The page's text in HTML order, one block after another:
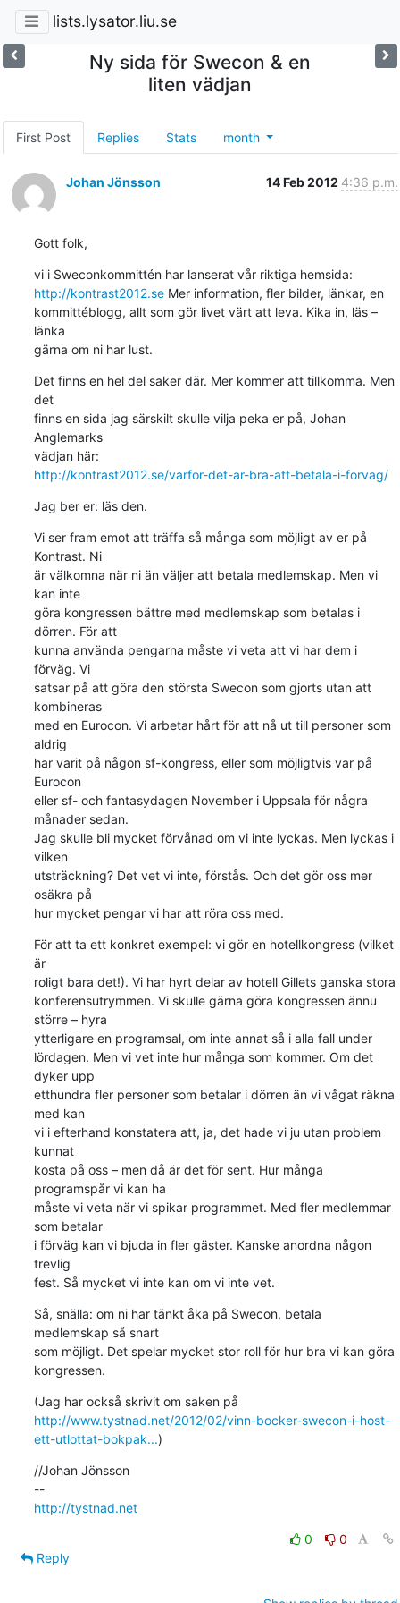
lists.lysator.liu.se
Ny sida för Swecon & en
liten vädjan
First Post Replies Stats month
Johan Jönsson 14 Feb 2012 4:36 p.m.
Gott folk,
http://kontrast2012.se Mer information, fler bilder, länkar, en
kommittéblogg, allt som gör livet värt att leva. Kika in, läs –
länka
gärna om ni har lust.
Det finns en hel del saker där. Mer kommer att tillkomma. Men
det
finns en sida jag särskilt skulle vilja peka er på, Johan
Anglemarks
http://kontrast2012.se/varfor-det-ar-bra-att-betala-i-forvag/
Jag ber er: läs den.
Vi ser fram emot att träffa så många som möjligt av er på
Kontrast. Ni
är välkomna när ni än väljer att betala medlemskap. Men vi
kan inte
göra kongressen bättre med medlemskap som betalas i
dörren. För att
kunna använda pengarna måste vi veta att vi har dem i
förväg. Vi
satsar på att göra den största Swecon som gjorts utan att
kombineras
med en Eurocon. Vi arbetar hårt för att nå ut till personer som
aldrig
har varit på någon sf-kongress, eller som möjligtvis var på
Eurocon
eller sf- och fantasydagen November i Uppsala för några
månader sedan.
Jag skulle bli mycket förvånad om vi inte lyckas. Men lyckas i
vilken
utsträckning? Det vet vi inte, förstås. Och det gör oss mer
osäkra på
hur mycket pengar vi har att röra oss med.
För att ta ett konkret exempel: vi gör en hotellkongress (vilket
är
roligt bara det!). Vi har hyrt delar av hotell Gillets ganska stora
konferensutrymmen. Vi skulle gärna göra kongressen ännu
större – hyra
ytterligare en programsal, om inte annat så i alla fall under
lördagen. Men vi vet inte hur många som kommer. Om det
dyker upp
etthundra fler personer som betalar i dörren än vi vågat räkna
med kan
vi i efterhand konstatera att, ja, det hade vi ju utan problem
kunnat
kosta på oss – men då är det för sent. Hur många
programspår vi kan ha
måste vi veta när vi spikar programmet. Med fler medlemmar
som betalar
i förväg kan vi bjuda in fler gäster. Kanske anordna någon
trevlig
fest. Så mycket vi inte kan om vi inte vet.
Så, snälla: om ni har tänkt åka på Swecon, betala
medlemskap så snart
som möjligt. Det spelar mycket stor roll för hur bra vi kan göra
kongressen.
http://www.tystnad.net/2012/02/vinn-bocker-swecon-i-host-
ett-utlottat-bokpak...)
//Johan Jönsson
--
http://tystnad.net
0
0
Reply